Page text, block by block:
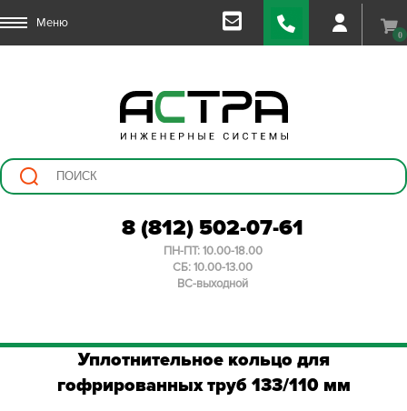
Меню
0
8 (812) 502-07-61
ПН-ПТ: 10.00-18.00
СБ: 10.00-13.00
ВС-выходной
Уплотнительное кольцо для
гофрированных труб 133/110 мм